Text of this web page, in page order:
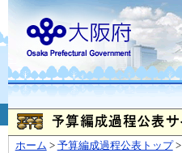
ホーム > 予算編成過程公表トップ>
大阪府
（法人番号 4000020270008）